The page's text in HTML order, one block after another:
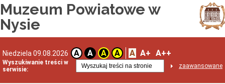
Muzeum Powiatowe w
Nysie
Niedziela 09.08.2026 A A A A A A+ A++
Wyszukiwanie treści w
serwisie:
zaawansowane